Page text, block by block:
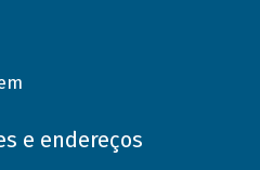
e endereços